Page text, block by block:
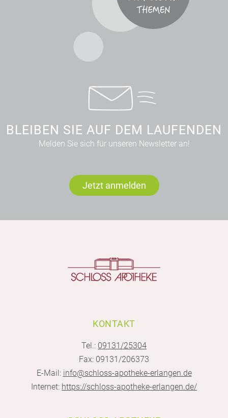
BLEIBEN SIE AUF DEM LAUFENDEN
Melden Sie sich für unseren Newsletter an!
Jetzt anmelden
KONTAKT
Tel.: 09131/25304
Fax: 09131/206373
E-Mail: info@schloss-apotheke-erlangen.de
Internet: https://schloss-apotheke-erlangen.de/